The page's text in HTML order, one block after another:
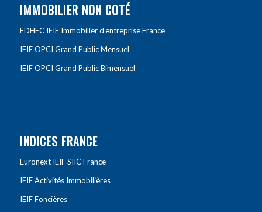
IMMOBILIER NON COTÉ
EDHEC IEIF Immobilier d’entreprise France
IEIF OPCI Grand Public Mensuel
IEIF OPCI Grand Public Bimensuel
INDICES FRANCE
Euronext IEIF SIIC France
IEIF Activités Immobilières
IEIF Foncières